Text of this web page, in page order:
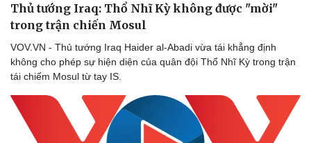
Thủ tướng Iraq: Thổ Nhĩ Kỳ không được "mời"
trong trận chiến Mosul
VOV.VN - Thủ tướng Iraq Haider al-Abadi vừa tái khẳng định
không cho phép sự hiện diện của quân đội Thổ Nhĩ Kỳ trong trận
tái chiếm Mosul từ tay IS.